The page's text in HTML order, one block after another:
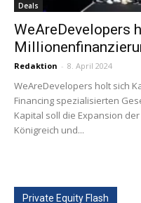
Deals
WeAreDevelopers
Redaktion - 8. April 2024
WeAreDevelopers holt sich
Financing spezialisierten
Kapital soll die Expansion
Königreich und...
Private Equity Flash